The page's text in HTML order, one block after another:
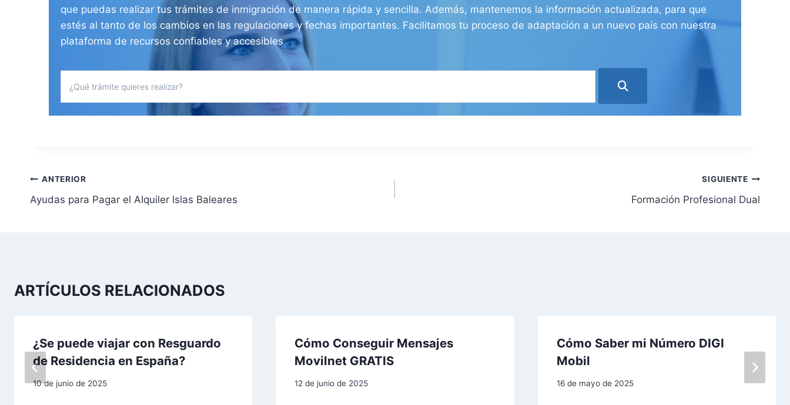
que puedas realizar tus trámites de inmigración de manera rápida y sencilla. Además, mantenemos la información actualizada, para que
estés al tanto de los cambios en las regulaciones y fechas importantes. Facilitamos tu proceso de adaptación a un nuevo país con nuestra
plataforma de recursos confiables y accesibles
N
a
g
i
ó
ANTERIOR
Ayudas para Pagar el Alquiler Islas Baleares
SIGUIENTE
Formación Profesional Dual
ARTÍCULOS RELACIONADOS
¿Se puede viajar con Resguardo
de Residencia en España?
10 de junio de 2025
Cómo Conseguir Mensajes
Movilnet GRATIS
12 de junio de 2025
Cómo Saber mi Número DIGI
Mobil
16 de mayo de 2025